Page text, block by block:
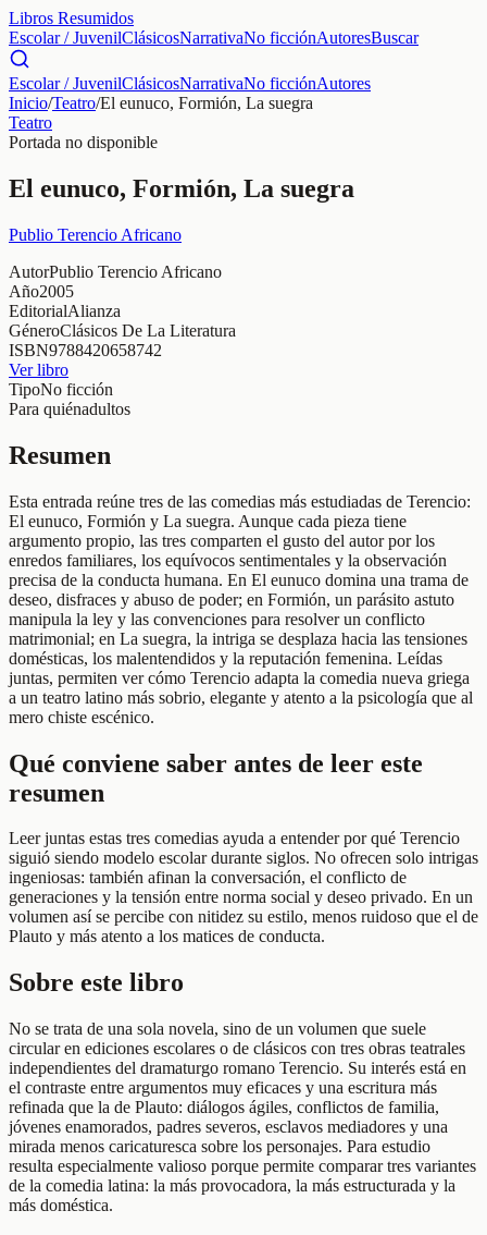
Libros Resumidos
Escolar / JuvenilClásicosNarrativaNo ficciónAutoresBuscar
Escolar / JuvenilClásicosNarrativaNo ficciónAutores
Inicio/Teatro/El eunuco, Formión, La suegra
Teatro
Portada no disponible
El eunuco, Formión, La suegra
Publio Terencio Africano
AutorPublio Terencio Africano
Año2005
EditorialAlianza
GéneroClásicos De La Literatura
ISBN9788420658742
Ver libro
TipoNo ficción
Para quiénadultos
Resumen
Esta entrada reúne tres de las comedias más estudiadas de Terencio:
El eunuco, Formión y La suegra. Aunque cada pieza tiene
argumento propio, las tres comparten el gusto del autor por los
enredos familiares, los equívocos sentimentales y la observación
precisa de la conducta humana. En El eunuco domina una trama de
deseo, disfraces y abuso de poder; en Formión, un parásito astuto
manipula la ley y las convenciones para resolver un conflicto
matrimonial; en La suegra, la intriga se desplaza hacia las tensiones
domésticas, los malentendidos y la reputación femenina. Leídas
juntas, permiten ver cómo Terencio adapta la comedia nueva griega
a un teatro latino más sobrio, elegante y atento a la psicología que al
mero chiste escénico.
Qué conviene saber antes de leer este
resumen
Leer juntas estas tres comedias ayuda a entender por qué Terencio
siguió siendo modelo escolar durante siglos. No ofrecen solo intrigas
ingeniosas: también afinan la conversación, el conflicto de
generaciones y la tensión entre norma social y deseo privado. En un
volumen así se percibe con nitidez su estilo, menos ruidoso que el de
Plauto y más atento a los matices de conducta.
Sobre este libro
No se trata de una sola novela, sino de un volumen que suele
circular en ediciones escolares o de clásicos con tres obras teatrales
independientes del dramaturgo romano Terencio. Su interés está en
el contraste entre argumentos muy eficaces y una escritura más
refinada que la de Plauto: diálogos ágiles, conflictos de familia,
jóvenes enamorados, padres severos, esclavos mediadores y una
mirada menos caricaturesca sobre los personajes. Para estudio
resulta especialmente valioso porque permite comparar tres variantes
de la comedia latina: la más provocadora, la más estructurada y la
más doméstica.